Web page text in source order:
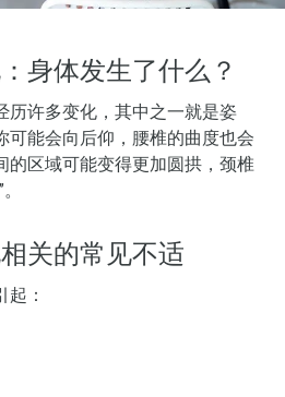
身体发生了什么？
历许多变化，其中之一就是姿
可能会向后仰，腰椎的曲度也会
的区域可能变得更加圆拱，颈椎
关的常见不适
：